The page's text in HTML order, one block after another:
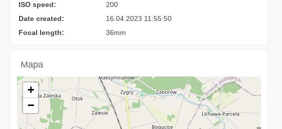
ISO speed:
200
Date created:
16.04.2023 11:55:50
Focal length:
36mm
Mapa
+
−